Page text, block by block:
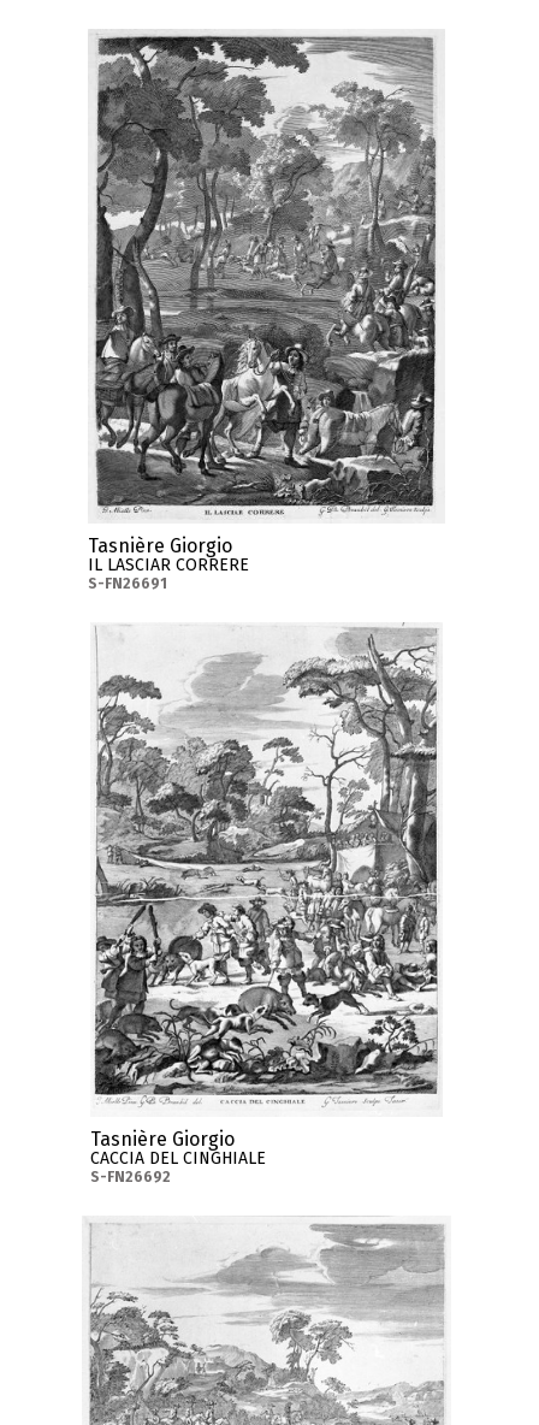
Tasnière Giorgio
IL LASCIAR CORRERE
S-FN26691
Tasnière Giorgio
CACCIA DEL CINGHIALE
S-FN26692